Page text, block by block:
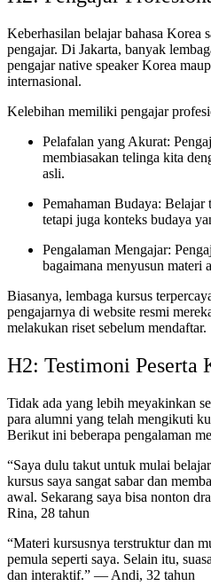
Keberhasilan belajar bahasa Korea
pengajar. Di Jakarta, banyak
pengajar native speaker Korea
internasional.
Kelebihan memiliki pengajar
Pelafalan yang Akurat:
membiasakan telinga kita
asli.
Pemahaman Budaya: Belajar
tetapi juga konteks budaya
Pengalaman Mengajar:
bagaimana menyusun materi
Biasanya, lembaga kursus
pengajarnya di website resmi
melakukan riset sebelum mendaftar.
H2: Testimoni Peserta
Tidak ada yang lebih meyakinkan
para alumni yang telah mengikuti
Berikut ini beberapa pengalaman
“Saya dulu takut untuk mulai
kursus saya sangat sabar dan
awal. Sekarang saya bisa nonton
Rina, 28 tahun
“Materi kursusnya terstruktur dan
pemula seperti saya. Selain itu,
dan interaktif.” — Andi, 32 tahun